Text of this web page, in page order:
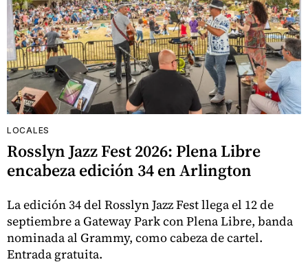
LOCALES
Rosslyn Jazz Fest 2026: Plena Libre
encabeza edición 34 en Arlington
La edición 34 del Rosslyn Jazz Fest llega el 12 de
septiembre a Gateway Park con Plena Libre, banda
nominada al Grammy, como cabeza de cartel.
Entrada gratuita.